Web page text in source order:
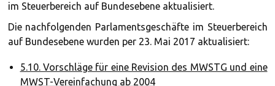
im Steuerbereich auf Bundesebene aktualisiert.
Die nachfolgenden Parlamentsgeschäfte im Steuerbereich
auf Bundesebene wurden per 23. Mai 2017 aktualisiert:
5.10. Vorschläge für eine Revision des MWSTG und eine
MWST-Vereinfachung ab 2004